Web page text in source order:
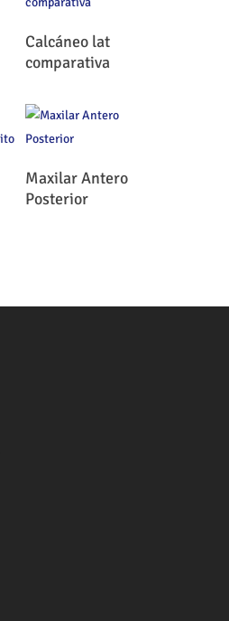
Leer Más
Calcáneo lat
comparativa
Leer Más
Maxilar Antero
Posterior